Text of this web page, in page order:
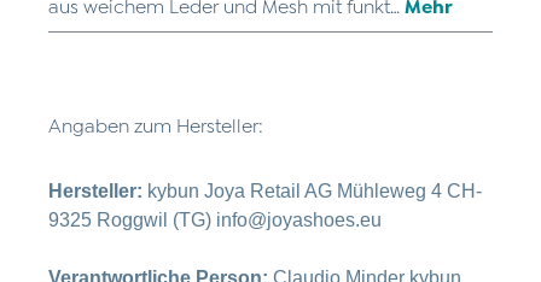
Angaben zum Hersteller:
Hersteller: kybun Joya Retail AG Mühleweg 4 CH-
9325 Roggwil (TG) info@joyashoes.eu